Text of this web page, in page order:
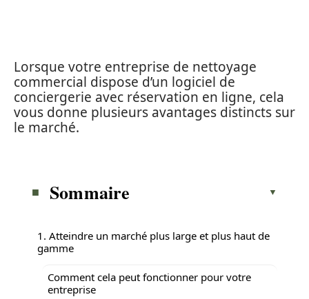
Lorsque votre entreprise de nettoyage
commercial dispose d’un logiciel de
conciergerie avec réservation en ligne, cela
vous donne plusieurs avantages distincts sur
le marché.
Sommaire
1. Atteindre un marché plus large et plus haut de
gamme
Comment cela peut fonctionner pour votre
entreprise